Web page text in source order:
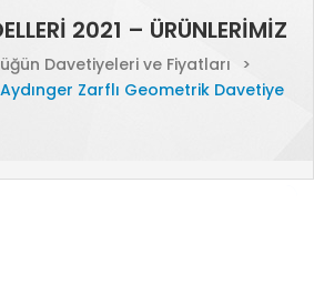
2021 – ÜRÜNLERIMIZ
Davetiyeleri ve Fiyatları
>
Zarflı Geometrik Davetiye